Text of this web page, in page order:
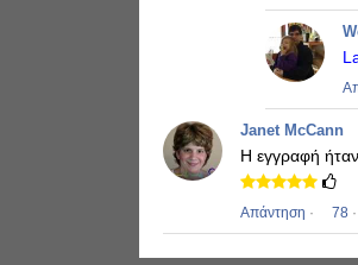
Janet McCann
Η εγγραφή
Απάντηση · 78 ·